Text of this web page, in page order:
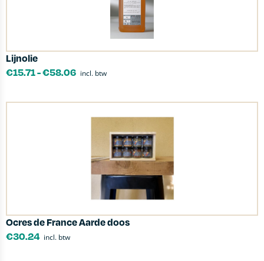
Lijnolie
€15.71-€58.06 incl. btw
Ocres de France Aarde doos
€30.24 incl. btw